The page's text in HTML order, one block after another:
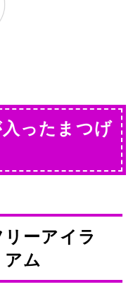
ったまつげ
ーアイラ
ム